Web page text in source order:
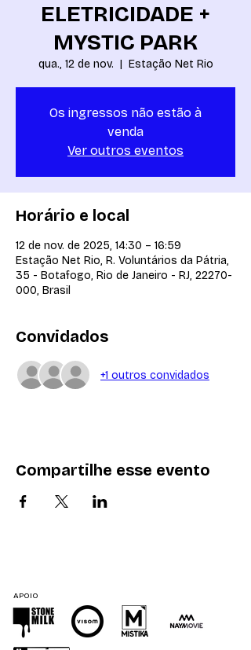
ELETRICIDADE +
MYSTIC PARK
qua., 12 de nov.
  |
Estação Net Rio
Os ingressos não estão à
venda
Ver outros eventos
Horário e local
12 de nov. de 2025, 14:30 – 16:59
Estação Net Rio, R. Voluntários da Pátria,
35 - Botafogo, Rio de Janeiro - RJ, 22270-
000, Brasil
Convidados
+1 outros convidados
Compartilhe esse evento
APOIO